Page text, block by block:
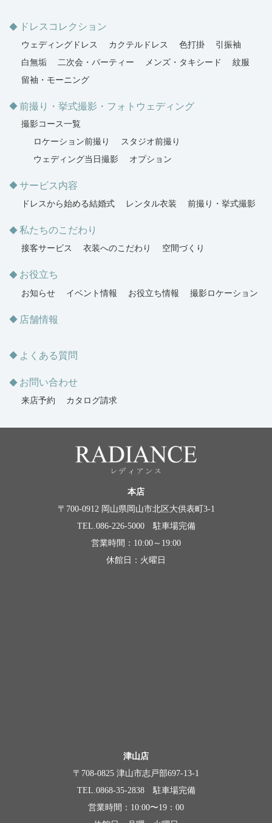
ドレスコレクション
ウェディングドレス カクテルドレス 色打掛
引振袖
白無垢
二次会・パーティー メンズ・タキシード
紋服
留袖・モーニング
前撮り・挙式撮影・フォトウェディング
撮影コース一覧
ロケーション前撮り
スタジオ前撮り
ウェディング当日撮影
オプション
サービス内容
ドレスから始める結婚式 レンタル衣装 前撮り・挙式撮影
私たちのこだわり
接客サービス 衣装へのこだわり 空間づくり
お役立ち
お知らせ イベント情報 お役立ち情報 撮影ロケーション
店舗情報
よくある質問
お問い合わせ
来店予約 カタログ請求
本店
〒700-0912 岡山県岡山市北区大供表町3-1
TEL.086-226-5000 駐車場完備
営業時間：10:00～19:00
休館日：火曜日
津山店
〒708-0825 津山市志戸部697-13-1
TEL.0868-35-2838 駐車場完備
営業時間：10:00〜19：00